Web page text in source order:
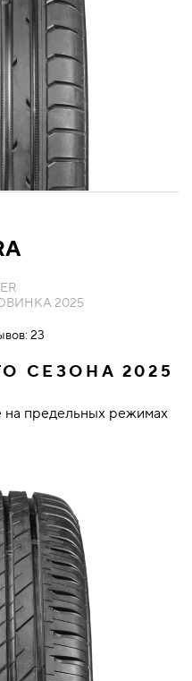
2025
23
СЕЗОНА 2025
на предельных режимах